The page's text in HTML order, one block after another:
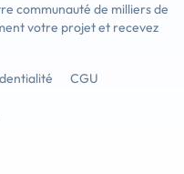
communauté de milliers de
votre projet et recevez
CGU